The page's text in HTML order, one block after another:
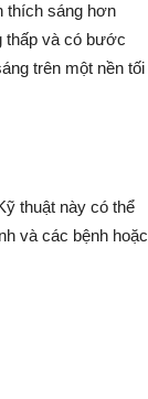
thích sáng hơn
thấp và có bước
trên một nền tối
thuật này có thể
và các bệnh hoặc